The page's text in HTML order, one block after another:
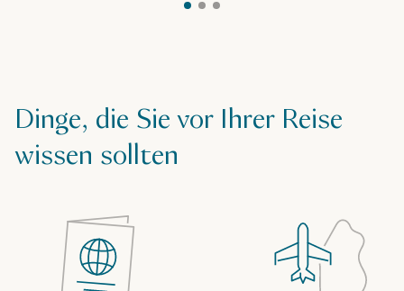
Dinge, die Sie vor Ihrer Reise
wissen sollten